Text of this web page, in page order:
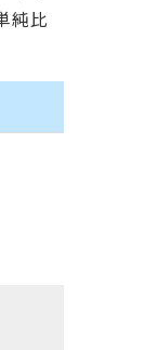
純比